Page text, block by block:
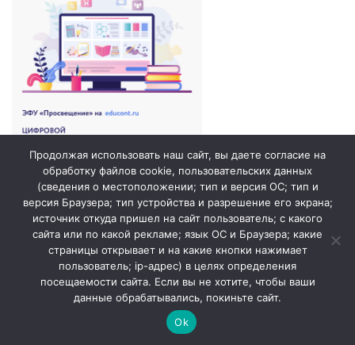
© 2026. ГБОУ СОШ №1 города Похвистнево /
Продолжая использовать наш сайт, вы даете согласие на
обработку файлов cookie, пользовательских данных
(сведения о местоположении; тип и версия ОС; тип и
версия Браузера; тип устройства и разрешение его экрана;
источник откуда пришел на сайт пользователь; с какого
сайта или по какой рекламе; язык ОС и Браузера; какие
страницы открывает и на какие кнопки нажимает
пользователь; ip-адрес) в целях определения
посещаемости сайта. Если вы не хотите, чтобы ваши
данные обрабатывались, покиньте сайт.
Ok